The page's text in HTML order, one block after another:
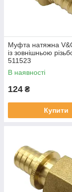
Муфта натяжна
із зовнішньою
511523
В наявності
124 ₴
Купити